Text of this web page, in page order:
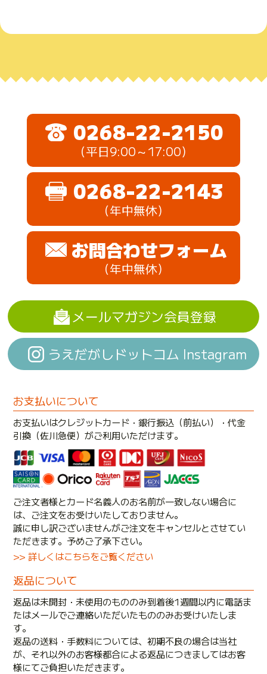
0268-22-2150
（平日9:00～17:00）
0268-22-2143
（年中無休）
お問合わせフォーム
（年中無休）
メールマガジン会員登録
うえだがしドットコム Instagram
お支払いについて
お支払いはクレジットカード・銀行振込（前払い）・代金
引換（佐川急便）がご利用いただけます。
ご注文者様とカード名義人のお名前が一致しない場合に
は、ご注文をお受けいたしておりません。
誠に申し訳ございませんがご注文をキャンセルとさせてい
ただきます。予めご了承下さい。
>> 詳しくはこちらをご覧ください
返品について
返品は未開封・未使用のもののみ到着後1週間以内に電話ま
たはメールでご連絡いただいたもののみお受けいたしま
す。
返品の送料・手数料については、初期不良の場合は当社
が、それ以外のお客様都合による返品につきましてはお客
様にてご負担いただきます。